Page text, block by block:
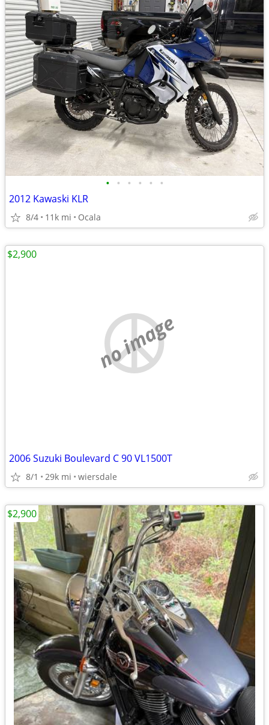
• • • • • •
2012 Kawaski KLR
8/4 11k mi Ocala
no image
2006 Suzuki Boulevard C 90 VL1500T
8/1 29k mi wiersdale
$2,900
$2,900